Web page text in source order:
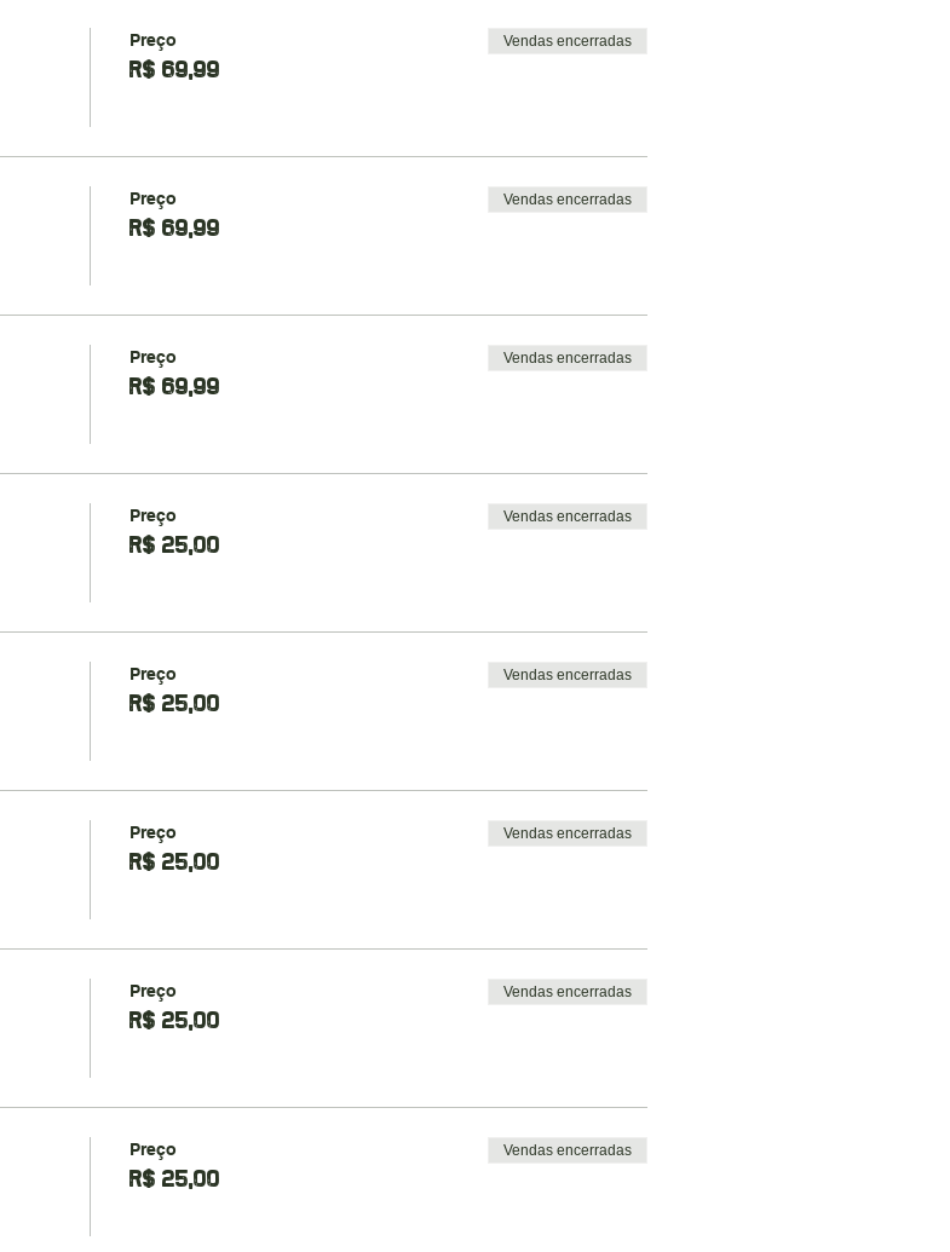
Preço
R$ 69,99
Vendas encerradas
Preço
R$ 69,99
Vendas encerradas
Preço
R$ 69,99
Vendas encerradas
Preço
R$ 25,00
Vendas encerradas
Preço
R$ 25,00
Vendas encerradas
Preço
R$ 25,00
Vendas encerradas
Preço
R$ 25,00
Vendas encerradas
Preço
R$ 25,00
Vendas encerradas